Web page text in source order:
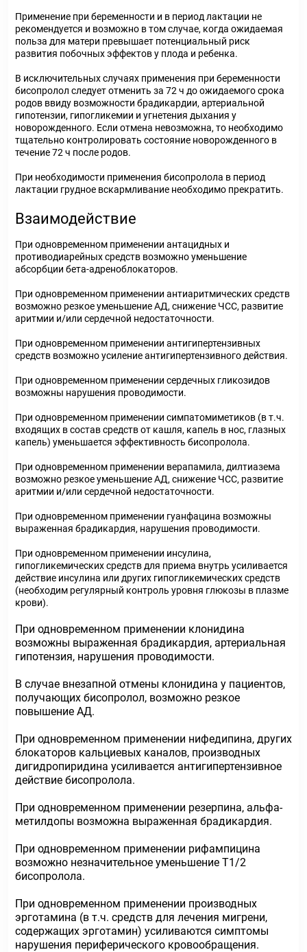
Применение при беременности и в период лактации не
рекомендуется и возможно в том случае, когда ожидаемая
польза для матери превышает потенциальный риск
развития побочных эффектов у плода и ребенка.
В исключительных случаях применения при беременности
бисопролол следует отменить за 72 ч до ожидаемого срока
родов ввиду возможности брадикардии, артериальной
гипотензии, гипогликемии и угнетения дыхания у
новорожденного. Если отмена невозможна, то необходимо
тщательно контролировать состояние новорожденного в
течение 72 ч после родов.
При необходимости применения бисопролола в период
лактации грудное вскармливание необходимо прекратить.
Взаимодействие
При одновременном применении антацидных и
противодиарейных средств возможно уменьшение
абсорбции бета-адреноблокаторов.
При одновременном применении антиаритмических средств
возможно резкое уменьшение АД, снижение ЧСС, развитие
аритмии и/или сердечной недостаточности.
При одновременном применении антигипертензивных
средств возможно усиление антигипертензивного действия.
При одновременном применении сердечных гликозидов
возможны нарушения проводимости.
При одновременном применении симпатомиметиков (в т.ч.
входящих в состав средств от кашля, капель в нос, глазных
капель) уменьшается эффективность бисопролола.
При одновременном применении верапамила, дилтиазема
возможно резкое уменьшение АД, снижение ЧСС, развитие
аритмии и/или сердечной недостаточности.
При одновременном применении гуанфацина возможны
выраженная брадикардия, нарушения проводимости.
При одновременном применении инсулина,
гипогликемических средств для приема внутрь усиливается
действие инсулина или других гипогликемических средств
(необходим регулярный контроль уровня глюкозы в плазме
крови).
При одновременном применении клонидина
возможны выраженная брадикардия, артериальная
гипотензия, нарушения проводимости.
В случае внезапной отмены клонидина у пациентов,
получающих бисопролол, возможно резкое
повышение АД.
При одновременном применении нифедипина, других
блокаторов кальциевых каналов, производных
дигидропиридина усиливается антигипертензивное
действие бисопролола.
При одновременном применении резерпина, альфа-
метилдопы возможна выраженная брадикардия.
При одновременном применении рифампицина
возможно незначительное уменьшение T1/2
бисопролола.
При одновременном применении производных
эрготамина (в т.ч. средств для лечения мигрени,
содержащих эрготамин) усиливаются симптомы
нарушения периферического кровообращения.